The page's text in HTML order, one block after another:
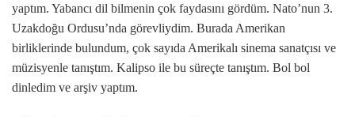
yaptım. Yabancı dil bilmenin çok faydasını gördüm. Nato’nun 3.
Uzakdoğu Ordusu’nda görevliydim. Burada Amerikan
birliklerinde bulundum, çok sayıda Amerikalı sinema sanatçısı ve
müzisyenle tanıştım. Kalipso ile bu süreçte tanıştım. Bol bol
dinledim ve arşiv yaptım.